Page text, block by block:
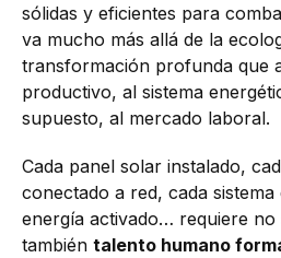
sólidas y eficientes para
va mucho más allá de la
transformación profunda que
productivo, al sistema
supuesto, al mercado laboral.
Cada panel solar instalado,
conectado a red, cada
energía activado… requiere
también talento humano